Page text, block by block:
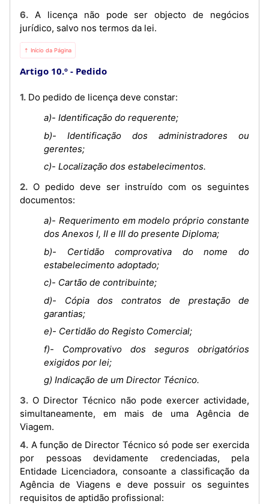
6. A licença não pode ser objecto de negócios
jurídico, salvo nos termos da lei.
⇡ Início da Página
Artigo 10.º Pedido
1. Do pedido de licença deve constar:
a)- Identificação do requerente;
b)- Identificação dos administradores ou
gerentes;
c)- Localização dos estabelecimentos.
2. O pedido deve ser instruído com os seguintes
documentos:
a)- Requerimento em modelo próprio constante
dos Anexos I, II e III do presente Diploma;
b)- Certidão comprovativa do nome do
estabelecimento adoptado;
c)- Cartão de contribuinte;
d)- Cópia dos contratos de prestação de
garantias;
e)- Certidão do Registo Comercial;
f)- Comprovativo dos seguros obrigatórios
exigidos por lei;
g) Indicação de um Director Técnico.
3. O Director Técnico não pode exercer actividade,
simultaneamente, em mais de uma Agência de
Viagem.
4. A função de Director Técnico só pode ser exercida
por pessoas devidamente credenciadas, pela
Entidade Licenciadora, consoante a classificação da
Agência de Viagens e deve possuir os seguintes
requisitos de aptidão profissional: